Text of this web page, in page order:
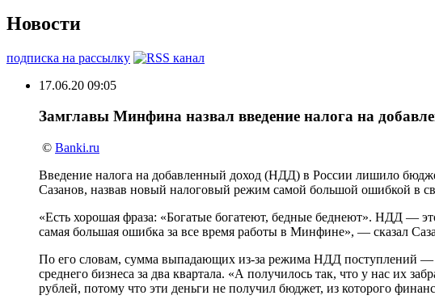
Новости
подписка на рассылку
17.06.20 09:05
Замглавы Минфина назвал введение налога на
© Banki.ru
Введение налога на добавленный доход (НДД) в России лишило
Сазанов, назвав новый налоговый режим самой большой ошибкой в
«Есть хорошая фраза: «Богатые богатеют, бедные беднеют». НДД —
самая большая ошибка за все время работы в Минфине», — сказал
По его словам, сумма выпадающих из-за режима НДД поступлений —
среднего бизнеса за два квартала. «А получилось так, что у нас их
рублей, потому что эти деньги не получил бюджет, из которого